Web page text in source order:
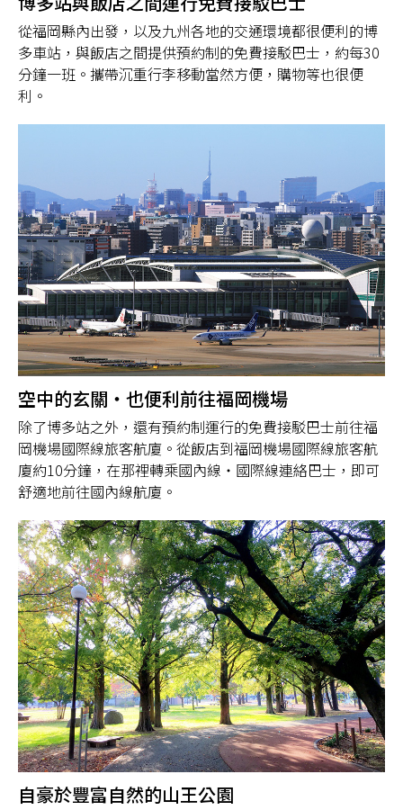
從福岡縣內出發，以及九州各地的交通環境都很便利的博
多車站，與飯店之間提供預約制的免費接駁巴士，約每30
分鐘一班。攜帶沉重行李移動當然方便，購物等也很便
利。
空中的玄關・也便利前往福岡機場
除了博多站之外，還有預約制運行的免費接駁巴士前往福
岡機場國際線旅客航廈。從飯店到福岡機場國際線旅客航
廈約10分鐘，在那裡轉乘國內線・國際線連絡巴士，即可
舒適地前往國內線航廈。
自豪於豐富自然的山王公園